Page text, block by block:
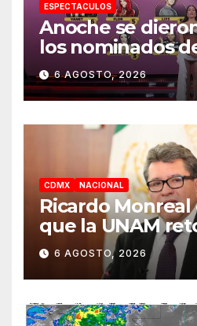
ESPECTACULOS
Anoche se
los nominados
los Famosos
la segunda
6 AGOSTO, 2026
CDMX NACIONAL
Ricardo
que la UNAM
normalidad e
semestre
diálogo
6 AGOSTO, 2026